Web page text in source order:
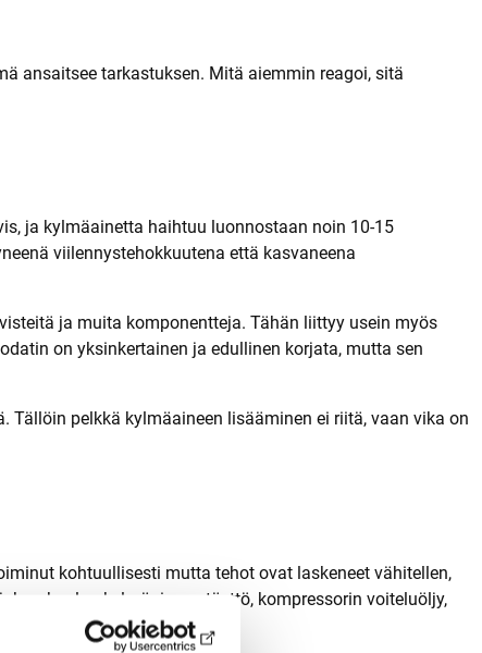
ansaitsee tarkastuksen. Mitä aiemmin reagoi, sitä
ja kylmäainetta haihtuu luonnostaan noin 10-15
viilennystehokkuutena että kasvaneena
ja muita komponentteja. Tähän liittyy usein myös
on yksinkertainen ja edullinen korjata, mutta sen
pelkkä kylmäaineen lisääminen ei riitä, vaan vika on
kohtuullisesti mutta tehot ovat laskeneet vähitellen,
kuuluu kylmäaineen täyttö, kompressorin voiteluöljy,